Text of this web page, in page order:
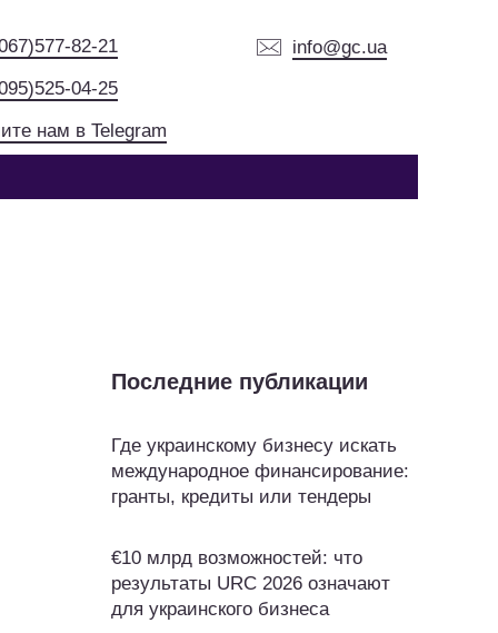
82-21
04-25
нам в Telegram
info@gc.ua
Последние публикации
Где украинскому бизнесу искать
международное финансирование:
гранты, кредиты или тендеры
€10 млрд возможностей: что
результаты URC 2026 означают
для украинского бизнеса